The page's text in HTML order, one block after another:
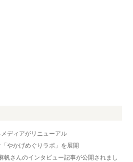
ディアがリニューアル
やかげめぐりラボ」を展開
帆さんのインタビュー記事が公開されまし